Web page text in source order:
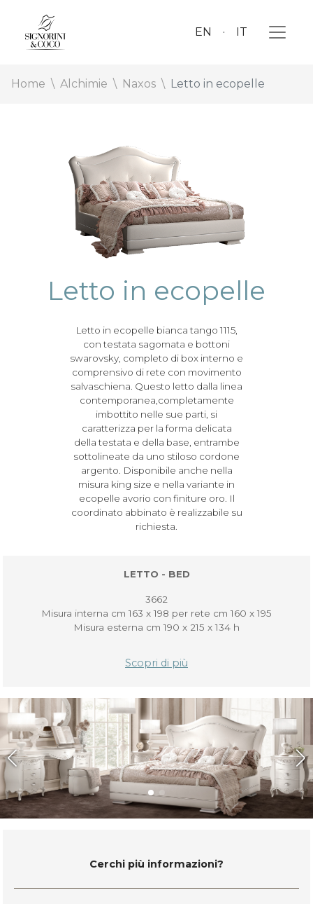
EN IT
Home Alchimie Naxos Letto in ecopelle
Letto in ecopelle
Letto in ecopelle bianca tango 1115,
con testata sagomata e bottoni
swarovsky, completo di box interno e
comprensivo di rete con movimento
salvaschiena. Questo letto dalla linea
contemporanea,completamente
imbottito nelle sue parti, si
caratterizza per la forma delicata
della testata e della base, entrambe
sottolineate da uno stiloso cordone
argento. Disponibile anche nella
misura king size e nella variante in
ecopelle avorio con finiture oro. Il
coordinato abbinato è realizzabile su
richiesta.
LETTO - BED
3662
Misura interna cm 163 x 198 per rete cm 160 x 195
Misura esterna cm 190 x 215 x 134 h
Scopri di più
Cerchi più informazioni?